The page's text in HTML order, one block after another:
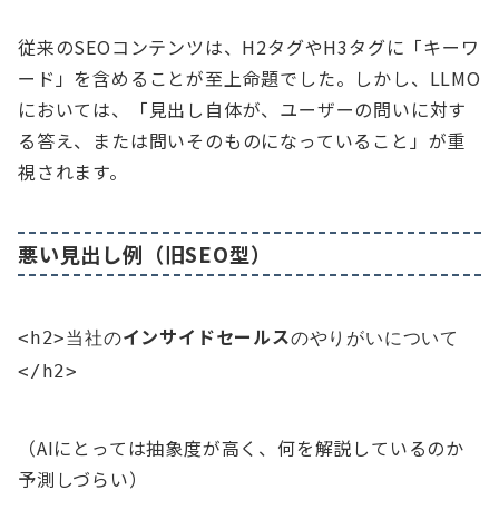
従来のSEOコンテンツは、H2タグやH3タグに「キーワ
ード」を含めることが至上命題でした。しかし、LLMO
においては、「見出し自体が、ユーザーの問いに対す
る答え、または問いそのものになっていること」が重
視されます。
悪い見出し例（旧SEO型）
<h2>当社のインサイドセールスのやりがいについて
</h2>
（AIにとっては抽象度が高く、何を解説しているのか
予測しづらい）